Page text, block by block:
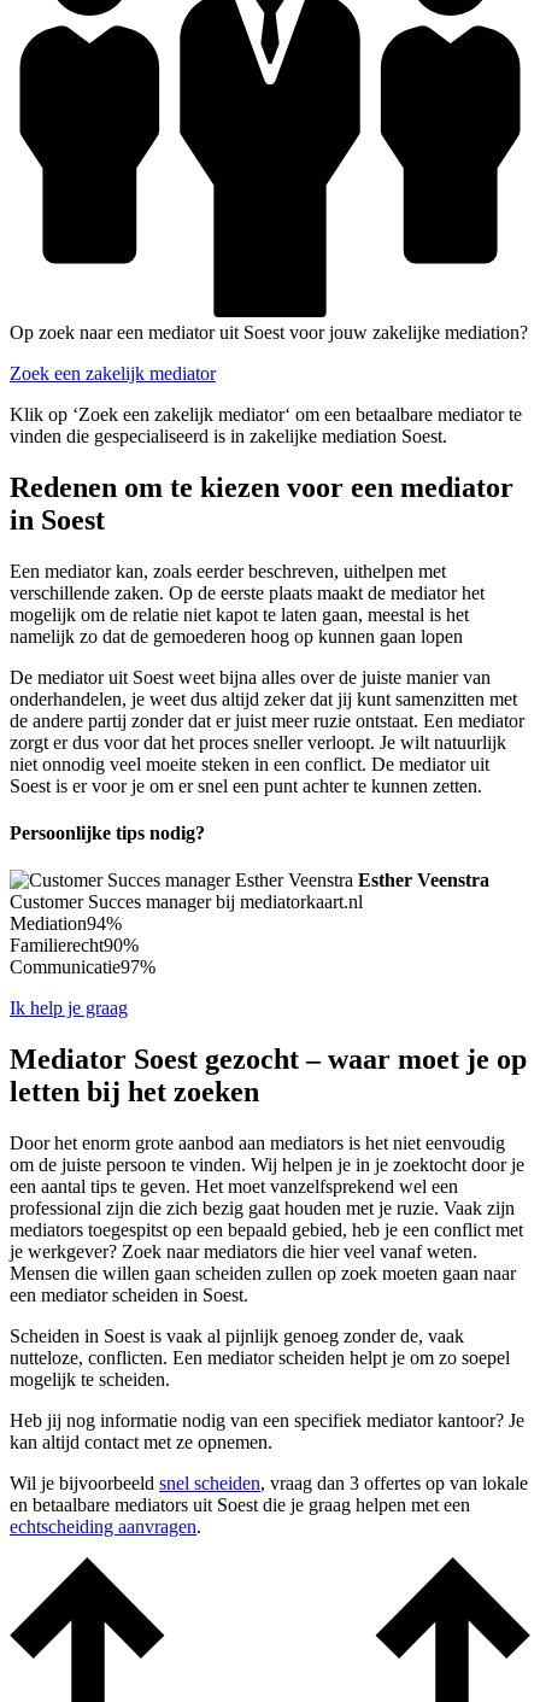
Op zoek naar een mediator uit Soest voor jouw zakelijke mediation?
Zoek een zakelijk mediator
Klik op ‘Zoek een zakelijk mediator‘ om een betaalbare mediator te
vinden die gespecialiseerd is in zakelijke mediation Soest.
Redenen om te kiezen voor een mediator
in Soest
Een mediator kan, zoals eerder beschreven, uithelpen met
verschillende zaken. Op de eerste plaats maakt de mediator het
mogelijk om de relatie niet kapot te laten gaan, meestal is het
namelijk zo dat de gemoederen hoog op kunnen gaan lopen
De mediator uit Soest weet bijna alles over de juiste manier van
onderhandelen, je weet dus altijd zeker dat jij kunt samenzitten met
de andere partij zonder dat er juist meer ruzie ontstaat. Een mediator
zorgt er dus voor dat het proces sneller verloopt. Je wilt natuurlijk
niet onnodig veel moeite steken in een conflict. De mediator uit
Soest is er voor je om er snel een punt achter te kunnen zetten.
Persoonlijke tips nodig?
Esther Veenstra
Customer Succes manager bij mediatorkaart.nl
Mediation94%
Familierecht90%
Communicatie97%
Ik help je graag
Mediator Soest gezocht – waar moet je op
letten bij het zoeken
Door het enorm grote aanbod aan mediators is het niet eenvoudig
om de juiste persoon te vinden. Wij helpen je in je zoektocht door je
een aantal tips te geven. Het moet vanzelfsprekend wel een
professional zijn die zich bezig gaat houden met je ruzie. Vaak zijn
mediators toegespitst op een bepaald gebied, heb je een conflict met
je werkgever? Zoek naar mediators die hier veel vanaf weten.
Mensen die willen gaan scheiden zullen op zoek moeten gaan naar
een mediator scheiden in Soest.
Scheiden in Soest is vaak al pijnlijk genoeg zonder de, vaak
nutteloze, conflicten. Een mediator scheiden helpt je om zo soepel
mogelijk te scheiden.
Heb jij nog informatie nodig van een specifiek mediator kantoor? Je
kan altijd contact met ze opnemen.
Wil je bijvoorbeeld snel scheiden, vraag dan 3 offertes op van lokale
en betaalbare mediators uit Soest die je graag helpen met een
echtscheiding aanvragen.